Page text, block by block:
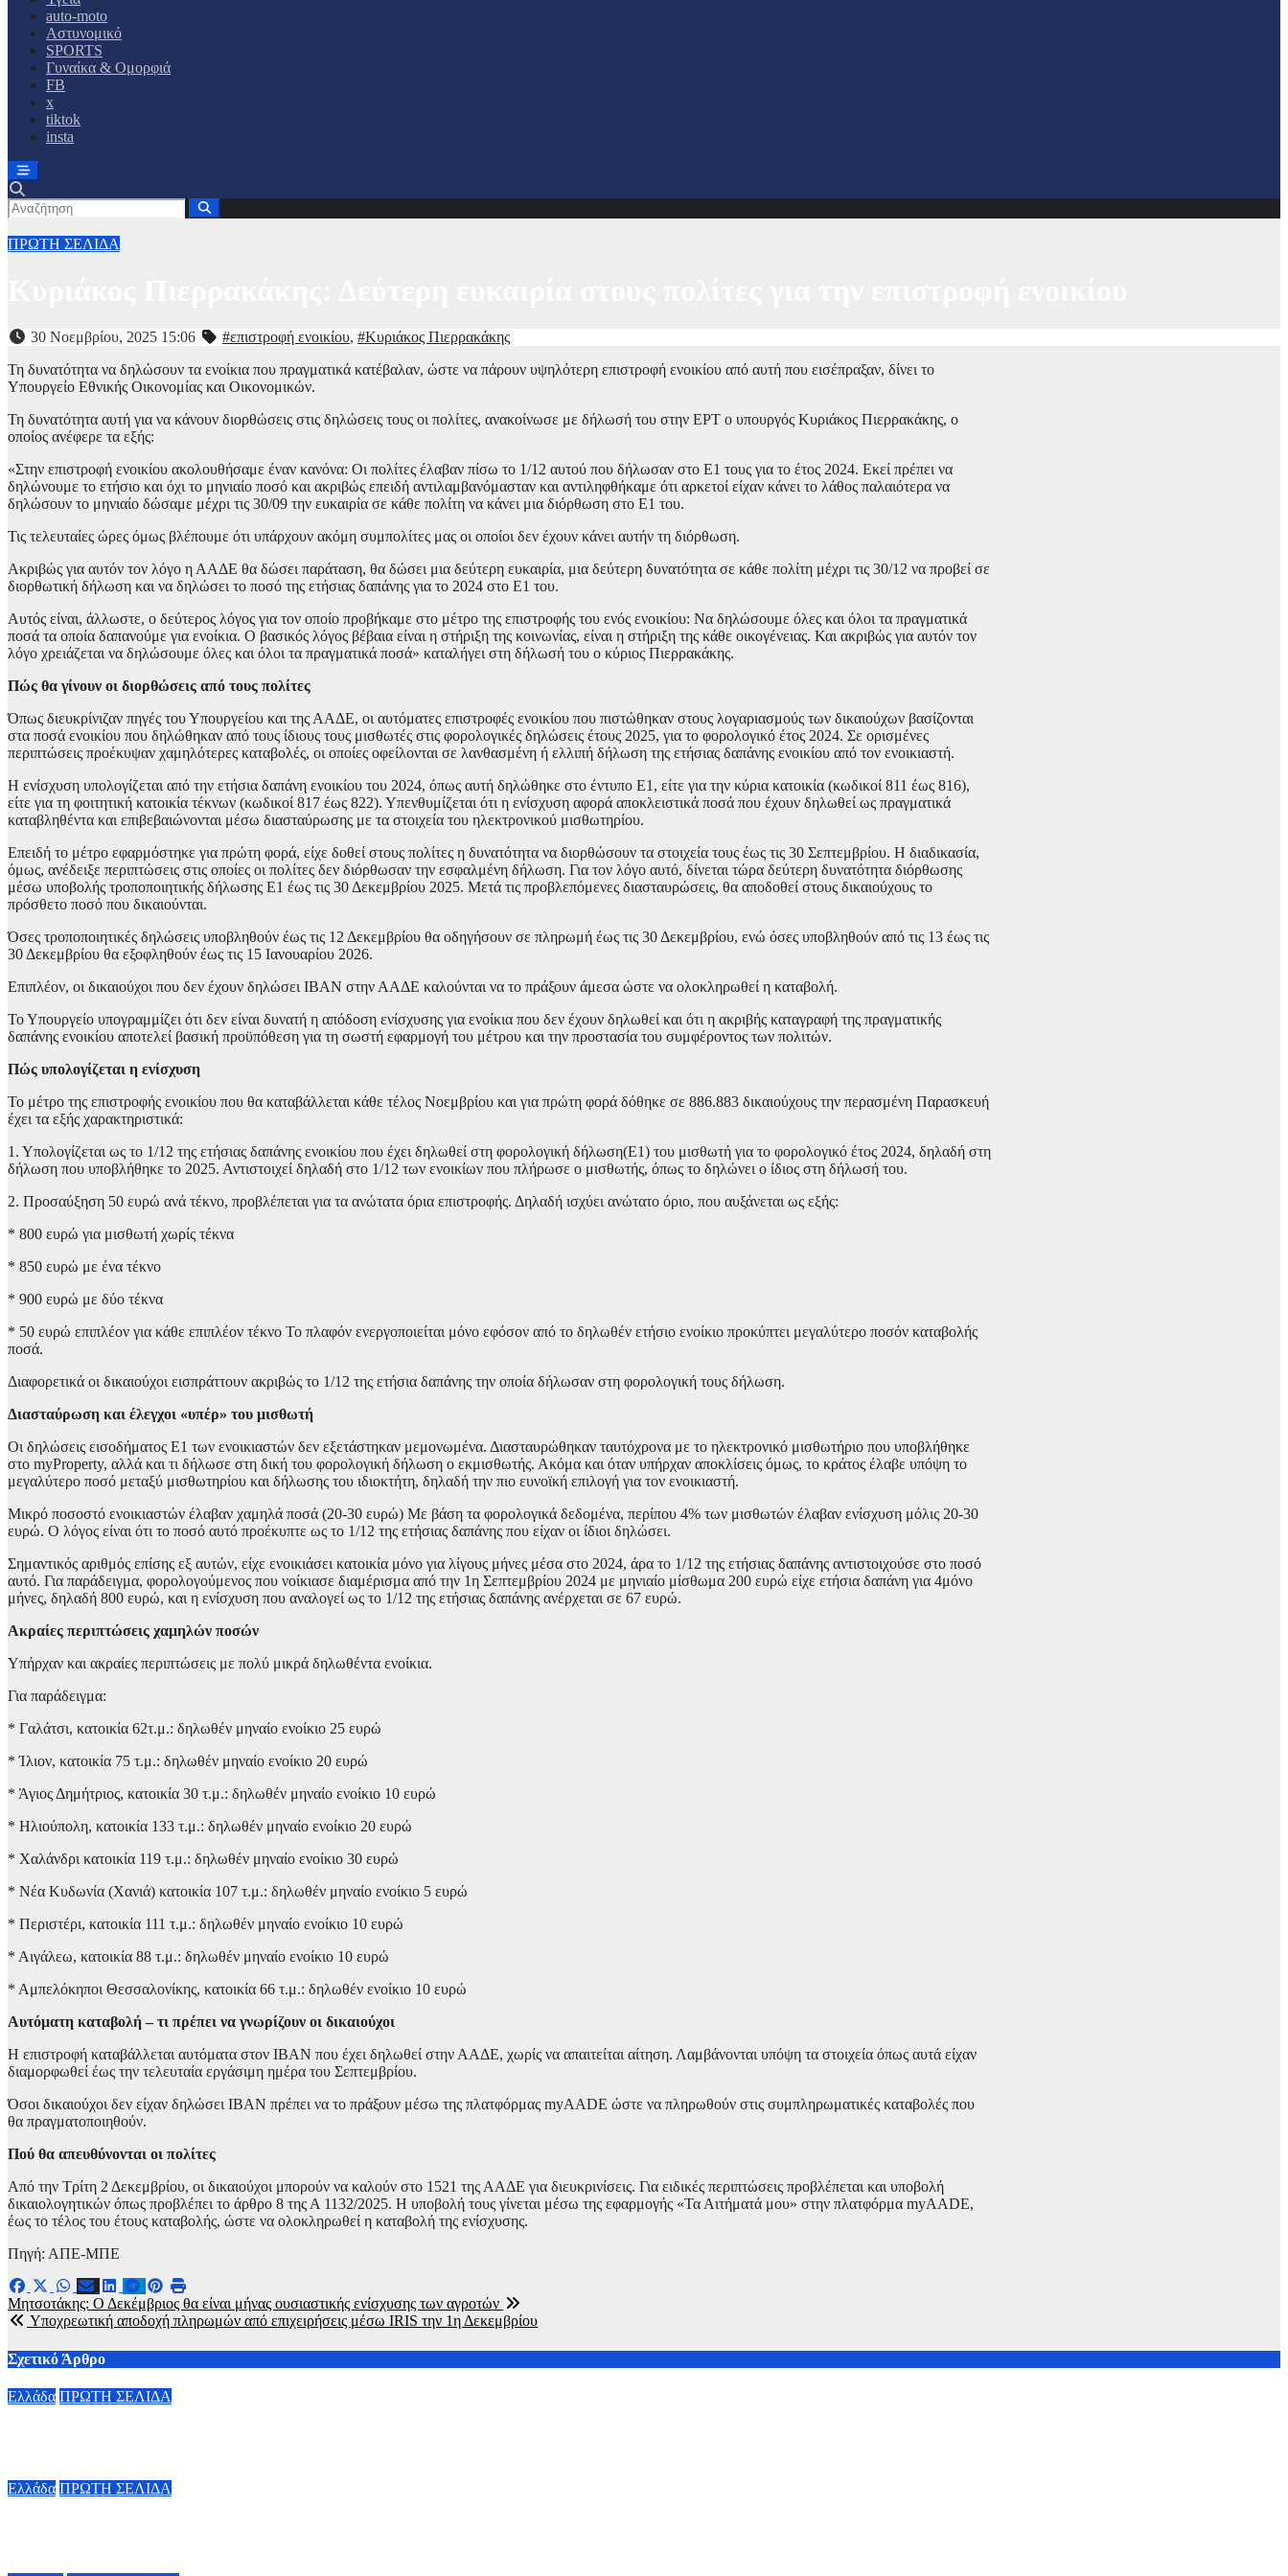
auto-moto
Αστυνομικό
SPORTS
Γυναίκα & Ομορφιά
FB
x
tiktok
insta
ΠΡΩΤΗ ΣΕΛΙΔΑ
30 Νοεμβρίου, 2025 15:06 #επιστροφή ενοικίου, #Κυριάκος Πιερρακάκης
Τη δυνατότητα να δηλώσουν τα ενοίκια που πραγματικά κατέβαλαν, ώστε να πάρουν υψηλότερη επιστροφή ενοικίου από αυτή που εισέπραξαν, δίνει το
Υπουργείο Εθνικής Οικονομίας και Οικονομικών.
Τη δυνατότητα αυτή για να κάνουν διορθώσεις στις δηλώσεις τους οι πολίτες, ανακοίνωσε με δήλωσή του στην ΕΡΤ ο υπουργός Κυριάκος Πιερρακάκης, ο
οποίος ανέφερε τα εξής:
«Στην επιστροφή ενοικίου ακολουθήσαμε έναν κανόνα: Οι πολίτες έλαβαν πίσω το 1/12 αυτού που δήλωσαν στο Ε1 τους για το έτος 2024. Εκεί πρέπει να
δηλώνουμε το ετήσιο και όχι το μηνιαίο ποσό και ακριβώς επειδή αντιλαμβανόμασταν και αντιληφθήκαμε ότι αρκετοί είχαν κάνει το λάθος παλαιότερα να
δηλώσουν το μηνιαίο δώσαμε μέχρι τις 30/09 την ευκαιρία σε κάθε πολίτη να κάνει μια διόρθωση στο Ε1 του.
Τις τελευταίες ώρες όμως βλέπουμε ότι υπάρχουν ακόμη συμπολίτες μας οι οποίοι δεν έχουν κάνει αυτήν τη διόρθωση.
Ακριβώς για αυτόν τον λόγο η ΑΑΔΕ θα δώσει παράταση, θα δώσει μια δεύτερη ευκαιρία, μια δεύτερη δυνατότητα σε κάθε πολίτη μέχρι τις 30/12 να προβεί σε
διορθωτική δήλωση και να δηλώσει το ποσό της ετήσιας δαπάνης για το 2024 στο Ε1 του.
Αυτός είναι, άλλωστε, ο δεύτερος λόγος για τον οποίο προβήκαμε στο μέτρο της επιστροφής του ενός ενοικίου: Να δηλώσουμε όλες και όλοι τα πραγματικά
ποσά τα οποία δαπανούμε για ενοίκια. Ο βασικός λόγος βέβαια είναι η στήριξη της κοινωνίας, είναι η στήριξη της κάθε οικογένειας. Και ακριβώς για αυτόν τον
λόγο χρειάζεται να δηλώσουμε όλες και όλοι τα πραγματικά ποσά» καταλήγει στη δήλωσή του ο κύριος Πιερρακάκης.
Πώς θα γίνουν οι διορθώσεις από τους πολίτες
Όπως διευκρίνιζαν πηγές του Υπουργείου και της ΑΑΔΕ, οι αυτόματες επιστροφές ενοικίου που πιστώθηκαν στους λογαριασμούς των δικαιούχων βασίζονται
στα ποσά ενοικίου που δηλώθηκαν από τους ίδιους τους μισθωτές στις φορολογικές δηλώσεις έτους 2025, για το φορολογικό έτος 2024. Σε ορισμένες
περιπτώσεις προέκυψαν χαμηλότερες καταβολές, οι οποίες οφείλονται σε λανθασμένη ή ελλιπή δήλωση της ετήσιας δαπάνης ενοικίου από τον ενοικιαστή.
Η ενίσχυση υπολογίζεται από την ετήσια δαπάνη ενοικίου του 2024, όπως αυτή δηλώθηκε στο έντυπο Ε1, είτε για την κύρια κατοικία (κωδικοί 811 έως 816),
είτε για τη φοιτητική κατοικία τέκνων (κωδικοί 817 έως 822). Υπενθυμίζεται ότι η ενίσχυση αφορά αποκλειστικά ποσά που έχουν δηλωθεί ως πραγματικά
καταβληθέντα και επιβεβαιώνονται μέσω διασταύρωσης με τα στοιχεία του ηλεκτρονικού μισθωτηρίου.
Επειδή το μέτρο εφαρμόστηκε για πρώτη φορά, είχε δοθεί στους πολίτες η δυνατότητα να διορθώσουν τα στοιχεία τους έως τις 30 Σεπτεμβρίου. Η διαδικασία,
όμως, ανέδειξε περιπτώσεις στις οποίες οι πολίτες δεν διόρθωσαν την εσφαλμένη δήλωση. Για τον λόγο αυτό, δίνεται τώρα δεύτερη δυνατότητα διόρθωσης
μέσω υποβολής τροποποιητικής δήλωσης Ε1 έως τις 30 Δεκεμβρίου 2025. Μετά τις προβλεπόμενες διασταυρώσεις, θα αποδοθεί στους δικαιούχους το
πρόσθετο ποσό που δικαιούνται.
Όσες τροποποιητικές δηλώσεις υποβληθούν έως τις 12 Δεκεμβρίου θα οδηγήσουν σε πληρωμή έως τις 30 Δεκεμβρίου, ενώ όσες υποβληθούν από τις 13 έως τις
30 Δεκεμβρίου θα εξοφληθούν έως τις 15 Ιανουαρίου 2026.
Επιπλέον, οι δικαιούχοι που δεν έχουν δηλώσει IBAN στην ΑΑΔΕ καλούνται να το πράξουν άμεσα ώστε να ολοκληρωθεί η καταβολή.
Το Υπουργείο υπογραμμίζει ότι δεν είναι δυνατή η απόδοση ενίσχυσης για ενοίκια που δεν έχουν δηλωθεί και ότι η ακριβής καταγραφή της πραγματικής
δαπάνης ενοικίου αποτελεί βασική προϋπόθεση για τη σωστή εφαρμογή του μέτρου και την προστασία του συμφέροντος των πολιτών.
Πώς υπολογίζεται η ενίσχυση
Το μέτρο της επιστροφής ενοικίου που θα καταβάλλεται κάθε τέλος Νοεμβρίου και για πρώτη φορά δόθηκε σε 886.883 δικαιούχους την περασμένη Παρασκευή
έχει τα εξής χαρακτηριστικά:
1. Υπολογίζεται ως το 1/12 της ετήσιας δαπάνης ενοικίου που έχει δηλωθεί στη φορολογική δήλωση(Ε1) του μισθωτή για το φορολογικό έτος 2024, δηλαδή στη
δήλωση που υποβλήθηκε το 2025. Αντιστοιχεί δηλαδή στο 1/12 των ενοικίων που πλήρωσε ο μισθωτής, όπως το δηλώνει ο ίδιος στη δήλωσή του.
2. Προσαύξηση 50 ευρώ ανά τέκνο, προβλέπεται για τα ανώτατα όρια επιστροφής. Δηλαδή ισχύει ανώτατο όριο, που αυξάνεται ως εξής:
* 800 ευρώ για μισθωτή χωρίς τέκνα
* 850 ευρώ με ένα τέκνο
* 900 ευρώ με δύο τέκνα
* 50 ευρώ επιπλέον για κάθε επιπλέον τέκνο Το πλαφόν ενεργοποιείται μόνο εφόσον από το δηλωθέν ετήσιο ενοίκιο προκύπτει μεγαλύτερο ποσόν καταβολής
ποσά.
Διαφορετικά οι δικαιούχοι εισπράττουν ακριβώς το 1/12 της ετήσια δαπάνης την οποία δήλωσαν στη φορολογική τους δήλωση.
Διασταύρωση και έλεγχοι «υπέρ» του μισθωτή
Οι δηλώσεις εισοδήματος Ε1 των ενοικιαστών δεν εξετάστηκαν μεμονωμένα. Διασταυρώθηκαν ταυτόχρονα με το ηλεκτρονικό μισθωτήριο που υποβλήθηκε
στο myProperty, αλλά και τι δήλωσε στη δική του φορολογική δήλωση ο εκμισθωτής. Ακόμα και όταν υπήρχαν αποκλίσεις όμως, το κράτος έλαβε υπόψη το
μεγαλύτερο ποσό μεταξύ μισθωτηρίου και δήλωσης του ιδιοκτήτη, δηλαδή την πιο ευνοϊκή επιλογή για τον ενοικιαστή.
Μικρό ποσοστό ενοικιαστών έλαβαν χαμηλά ποσά (20-30 ευρώ) Με βάση τα φορολογικά δεδομένα, περίπου 4% των μισθωτών έλαβαν ενίσχυση μόλις 20-30
ευρώ. Ο λόγος είναι ότι το ποσό αυτό προέκυπτε ως το 1/12 της ετήσιας δαπάνης που είχαν οι ίδιοι δηλώσει.
Σημαντικός αριθμός επίσης εξ αυτών, είχε ενοικιάσει κατοικία μόνο για λίγους μήνες μέσα στο 2024, άρα το 1/12 της ετήσιας δαπάνης αντιστοιχούσε στο ποσό
αυτό. Για παράδειγμα, φορολογούμενος που νοίκιασε διαμέρισμα από την 1η Σεπτεμβρίου 2024 με μηνιαίο μίσθωμα 200 ευρώ είχε ετήσια δαπάνη για 4μόνο
μήνες, δηλαδή 800 ευρώ, και η ενίσχυση που αναλογεί ως το 1/12 της ετήσιας δαπάνης ανέρχεται σε 67 ευρώ.
Ακραίες περιπτώσεις χαμηλών ποσών
Υπήρχαν και ακραίες περιπτώσεις με πολύ μικρά δηλωθέντα ενοίκια.
Για παράδειγμα:
* Γαλάτσι, κατοικία 62τ.μ.: δηλωθέν μηναίο ενοίκιο 25 ευρώ
* Ίλιον, κατοικία 75 τ.μ.: δηλωθέν μηναίο ενοίκιο 20 ευρώ
* Άγιος Δημήτριος, κατοικία 30 τ.μ.: δηλωθέν μηναίο ενοίκιο 10 ευρώ
* Ηλιούπολη, κατοικία 133 τ.μ.: δηλωθέν μηναίο ενοίκιο 20 ευρώ
* Χαλάνδρι κατοικία 119 τ.μ.: δηλωθέν μηναίο ενοίκιο 30 ευρώ
* Νέα Κυδωνία (Χανιά) κατοικία 107 τ.μ.: δηλωθέν μηναίο ενοίκιο 5 ευρώ
* Περιστέρι, κατοικία 111 τ.μ.: δηλωθέν μηναίο ενοίκιο 10 ευρώ
* Αιγάλεω, κατοικία 88 τ.μ.: δηλωθέν μηναίο ενοίκιο 10 ευρώ
* Αμπελόκηποι Θεσσαλονίκης, κατοικία 66 τ.μ.: δηλωθέν ενοίκιο 10 ευρώ
Αυτόματη καταβολή – τι πρέπει να γνωρίζουν οι δικαιούχοι
Η επιστροφή καταβάλλεται αυτόματα στον ΙΒΑΝ που έχει δηλωθεί στην ΑΑΔΕ, χωρίς να απαιτείται αίτηση. Λαμβάνονται υπόψη τα στοιχεία όπως αυτά είχαν
διαμορφωθεί έως την τελευταία εργάσιμη ημέρα του Σεπτεμβρίου.
Όσοι δικαιούχοι δεν είχαν δηλώσει ΙΒΑΝ πρέπει να το πράξουν μέσω της πλατφόρμας myAADE ώστε να πληρωθούν στις συμπληρωματικές καταβολές που
θα πραγματοποιηθούν.
Πού θα απευθύνονται οι πολίτες
Από την Τρίτη 2 Δεκεμβρίου, οι δικαιούχοι μπορούν να καλούν στο 1521 της ΑΑΔΕ για διευκρινίσεις. Για ειδικές περιπτώσεις προβλέπεται και υποβολή
δικαιολογητικών όπως προβλέπει το άρθρο 8 της Α 1132/2025. Η υποβολή τους γίνεται μέσω της εφαρμογής «Τα Αιτήματά μου» στην πλατφόρμα myAADE,
έως το τέλος του έτους καταβολής, ώστε να ολοκληρωθεί η καταβολή της ενίσχυσης.
Πηγή: ΑΠΕ-ΜΠΕ
Πλοήγηση
άρθρων
Μητσοτάκης: Ο Δεκέμβριος θα είναι μήνας ουσιαστικής ενίσχυσης των αγροτών
Yποχρεωτική αποδοχή πληρωμών από επιχειρήσεις μέσω IRIS την 1η Δεκεμβρίου
Σχετικό Άρθρο
Ελλάδα ΠΡΩΤΗ ΣΕΛΙΔΑ
Ελλάδα ΠΡΩΤΗ ΣΕΛΙΔΑ